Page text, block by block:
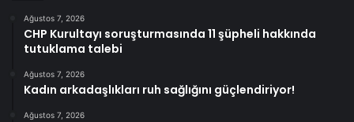
Ağustos 7, 2026
CHP Kurultayı soruşturmasında 11 şüpheli hakkında
tutuklama talebi
Ağustos 7, 2026
Kadın arkadaşlıkları ruh sağlığını güçlendiriyor!
Ağustos 7, 2026